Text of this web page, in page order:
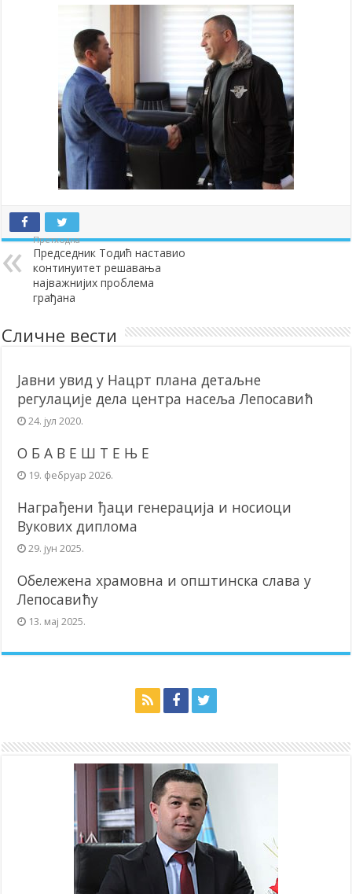
Претходна
Председник Тодић наставио
континуитет решавања
најважнијих проблема
грађана
Сличне вести
Јавни увид у Нацрт плана детаљне
регулације дела центра насеља Лепосавић
24. јул 2020.
О Б А В Е Ш Т Е Њ Е
19. фебруар 2026.
Награђени ђаци генерација и носиоци
Вукових диплома
29. јун 2025.
Обележена храмовна и општинска слава у
Лепосавићу
13. мај 2025.